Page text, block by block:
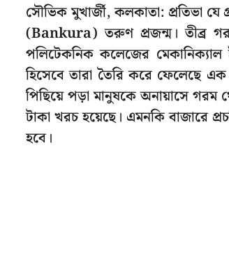
সৌভিক মুখার্জী, কলকাতা: প্রতিভা
(Bankura) তরুণ প্রজন্ম। তীব্র
পলিটেকনিক কলেজের মেকানিক্যাল
হিসেবে তারা তৈরি করে ফেলেছে
পিছিয়ে পড়া মানুষকে অনায়াসে গরম
টাকা খরচ হয়েছে। এমনকি বাজারে
হবে।